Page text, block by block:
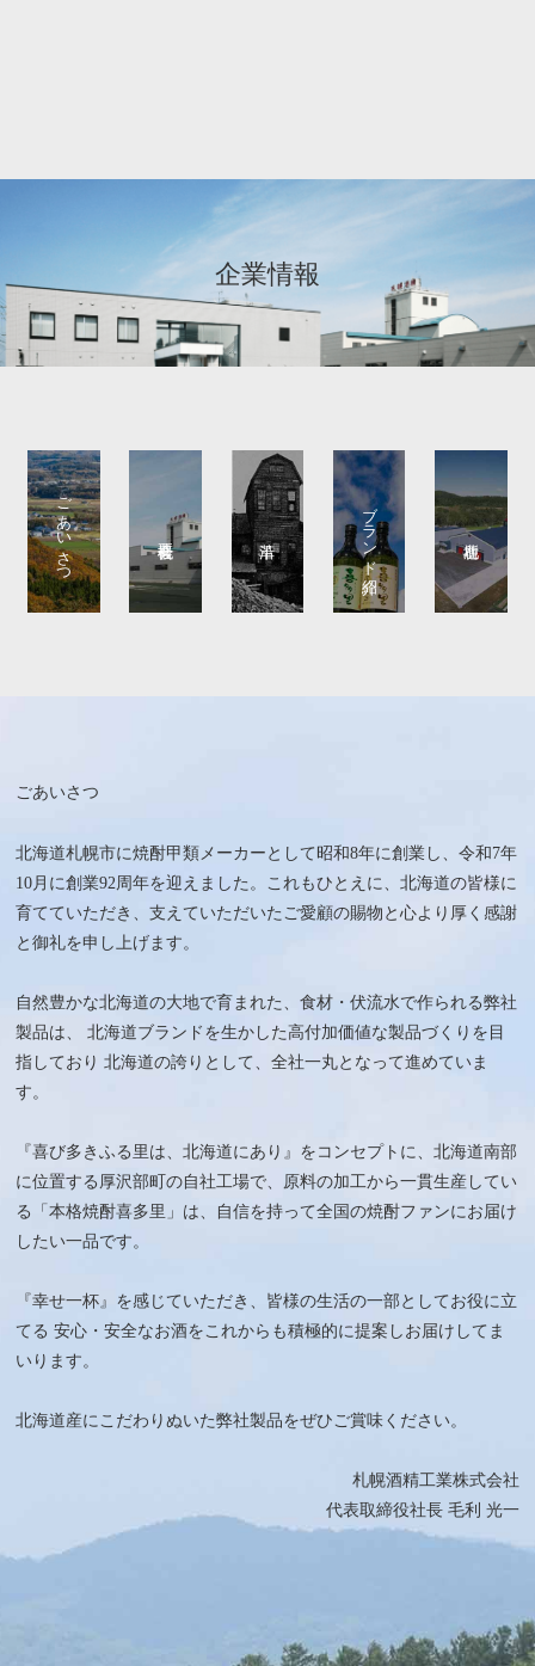
企業情報
ごあいさつ ブランド紹介
ごあいさつ
北海道札幌市に焼酎甲類メーカーとして昭和8年に創業し、令和7年
10月に創業92周年を迎えました。これもひとえに、北海道の皆様に
育てていただき、支えていただいたご愛顧の賜物と心より厚く感謝
と御礼を申し上げます。
自然豊かな北海道の大地で育まれた、食材・伏流水で作られる弊社
製品は、 北海道ブランドを生かした高付加価値な製品づくりを目
指しており 北海道の誇りとして、全社一丸となって進めていま
す。
『喜び多きふる里は、北海道にあり』をコンセプトに、北海道南部
に位置する厚沢部町の自社工場で、原料の加工から一貫生産してい
る「本格焼酎喜多里」は、自信を持って全国の焼酎ファンにお届け
したい一品です。
『幸せ一杯』を感じていただき、皆様の生活の一部としてお役に立
てる 安心・安全なお酒をこれからも積極的に提案しお届けしてま
いります。
北海道産にこだわりぬいた弊社製品をぜひご賞味ください。
札幌酒精工業株式会社
代表取締役社長 毛利 光一